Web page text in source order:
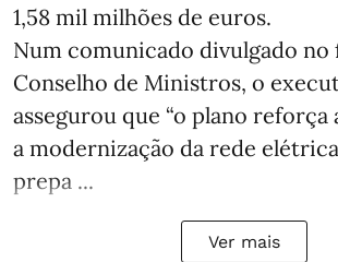
1,58 mil milhões de euros.
Num comunicado divulgado no
Conselho de Ministros, o
assegurou que “o plano reforça
a modernização da rede
prepa ...
Ver mais